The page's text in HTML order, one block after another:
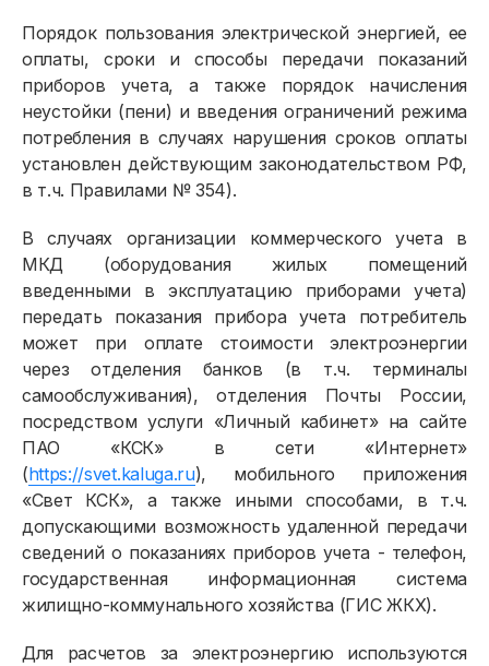
Порядок пользования электрической энергией, ее
оплаты, сроки и способы передачи показаний
приборов учета, а также порядок начисления
неустойки (пени) и введения ограничений режима
потребления в случаях нарушения сроков оплаты
установлен действующим законодательством РФ,
в т.ч. Правилами № 354).
В случаях организации коммерческого учета в
МКД (оборудования жилых помещений
введенными в эксплуатацию приборами учета)
передать показания прибора учета потребитель
может при оплате стоимости электроэнергии
через отделения банков (в т.ч. терминалы
самообслуживания), отделения Почты России,
посредством услуги «Личный кабинет» на сайте
ПАО «КСК» в сети «Интернет»
(https://svet.kaluga.ru), мобильного приложения
«Свет КСК», а также иными способами, в т.ч.
допускающими возможность удаленной передачи
сведений о показаниях приборов учета - телефон,
государственная информационная система
жилищно-коммунального хозяйства (ГИС ЖКХ).
Для расчетов за электроэнергию используются